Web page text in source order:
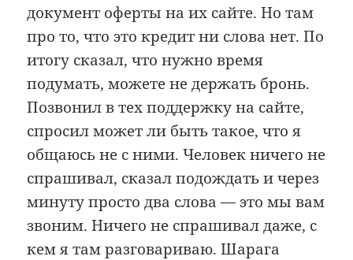
документ оферты на их сайте. Но там
про то, что это кредит ни слова нет. По
итогу сказал, что нужно время
подумать, можете не держать бронь.
Позвонил в тех поддержку на сайте,
спросил может ли быть такое, что я
общаюсь не с ними. Человек ничего не
спрашивал, сказал подождать и через
минуту просто два слова — это мы вам
звоним. Ничего не спрашивал даже, с
кем я там разговариваю. Шарага